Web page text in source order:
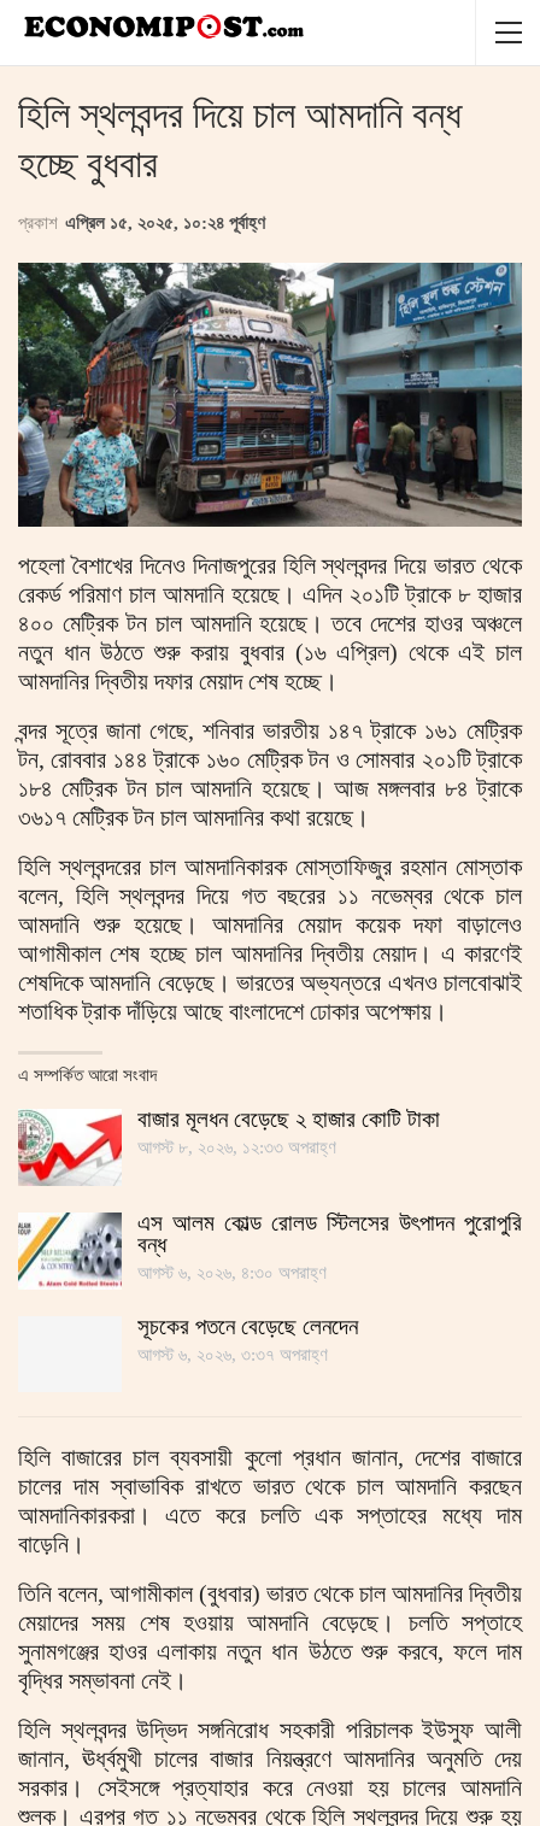
হিলি স্থলবন্দর দিয়ে চাল আমদানি বন্ধ
হচ্ছে বুধবার
প্রকাশ এপ্রিল ১৫, ২০২৫, ১০:২৪ পূর্বাহ্ণ
পহেলা বৈশাখের দিনেও দিনাজপুরের হিলি স্থলবন্দর দিয়ে ভারত থেকে
রেকর্ড পরিমাণ চাল আমদানি হয়েছে। এদিন ২০১টি ট্রাকে ৮ হাজার
৪০০ মেট্রিক টন চাল আমদানি হয়েছে। তবে দেশের হাওর অঞ্চলে
নতুন ধান উঠতে শুরু করায় বুধবার (১৬ এপ্রিল) থেকে এই চাল
আমদানির দ্বিতীয় দফার মেয়াদ শেষ হচ্ছে।
বন্দর সূত্রে জানা গেছে, শনিবার ভারতীয় ১৪৭ ট্রাকে ১৬১ মেট্রিক
টন, রোববার ১৪৪ ট্রাকে ১৬০ মেট্রিক টন ও সোমবার ২০১টি ট্রাকে
১৮৪ মেট্রিক টন চাল আমদানি হয়েছে। আজ মঙ্গলবার ৮৪ ট্রাকে
৩৬১৭ মেট্রিক টন চাল আমদানির কথা রয়েছে।
হিলি স্থলবন্দরের চাল আমদানিকারক মোস্তাফিজুর রহমান মোস্তাক
বলেন, হিলি স্থলবন্দর দিয়ে গত বছরের ১১ নভেম্বর থেকে চাল
আমদানি শুরু হয়েছে। আমদানির মেয়াদ কয়েক দফা বাড়ালেও
আগামীকাল শেষ হচ্ছে চাল আমদানির দ্বিতীয় মেয়াদ। এ কারণেই
শেষদিকে আমদানি বেড়েছে। ভারতের অভ্যন্তরে এখনও চালবোঝাই
শতাধিক ট্রাক দাঁড়িয়ে আছে বাংলাদেশে ঢোকার অপেক্ষায়।
এ সম্পর্কিত আরো সংবাদ
বাজার মূলধন বেড়েছে ২ হাজার কোটি টাকা
আগস্ট ৮, ২০২৬, ১২:৩৩ অপরাহ্ণ
এস আলম কোল্ড রোলড স্টিলসের উৎপাদন পুরোপুরি
বন্ধ
আগস্ট ৬, ২০২৬, ৪:৩০ অপরাহ্ণ
সূচকের পতনে বেড়েছে লেনদেন
আগস্ট ৬, ২০২৬, ৩:৩৭ অপরাহ্ণ
হিলি বাজারের চাল ব্যবসায়ী কুলো প্রধান জানান, দেশের বাজারে
চালের দাম স্বাভাবিক রাখতে ভারত থেকে চাল আমদানি করছেন
আমদানিকারকরা। এতে করে চলতি এক সপ্তাহের মধ্যে দাম
বাড়েনি।
তিনি বলেন, আগামীকাল (বুধবার) ভারত থেকে চাল আমদানির দ্বিতীয়
মেয়াদের সময় শেষ হওয়ায় আমদানি বেড়েছে। চলতি সপ্তাহে
সুনামগঞ্জের হাওর এলাকায় নতুন ধান উঠতে শুরু করবে, ফলে দাম
বৃদ্ধির সম্ভাবনা নেই।
হিলি স্থলবন্দর উদ্ভিদ সঙ্গনিরোধ সহকারী পরিচালক ইউসুফ আলী
জানান, ঊর্ধ্বমুখী চালের বাজার নিয়ন্ত্রণে আমদানির অনুমতি দেয়
সরকার। সেইসঙ্গে প্রত্যাহার করে নেওয়া হয় চালের আমদানি
শুল্ক। এরপর গত ১১ নভেম্বর থেকে হিলি স্থলবন্দর দিয়ে শুরু হয়